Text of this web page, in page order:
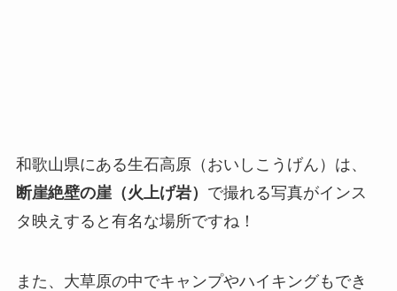
和歌山県にある生石高原（おいしこうげん）は、
断崖絶壁の崖（火上げ岩） で撮れる写真がインス
タ映えすると有名な場所ですね！
また、大草原の中でキャンプやハイキングもでき